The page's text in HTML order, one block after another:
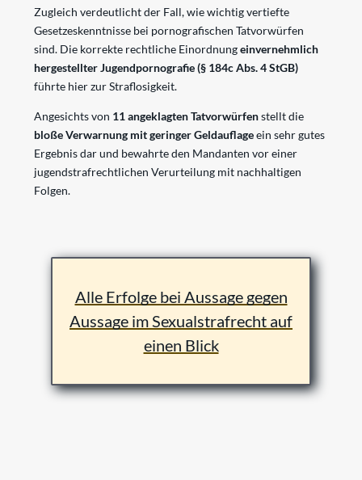
Zugleich verdeutlicht der Fall, wie wichtig vertiefte
Gesetzeskenntnisse bei pornografischen Tatvorwürfen
sind. Die korrekte rechtliche Einordnungeinvernehmlich
hergestellter Jugendpornografie (§ 184c Abs. 4 StGB)
führte hier zur Straflosigkeit.
Angesichts von 11 angeklagten Tatvorwürfenstellt die
bloße Verwarnung mit geringer Geldauflageein sehr gutes
Ergebnis dar und bewahrte den Mandanten vor einer
jugendstrafrechtlichen Verurteilung mit nachhaltigen
Folgen.
Alle Erfolge bei Aussage gegen
Aussage im Sexualstrafrecht auf
einen Blick